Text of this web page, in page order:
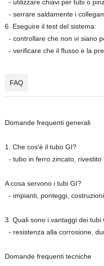
- utilizzare chiavi per tubi o
- serrare saldamente i
6. Eseguire il test del sistema:
- controllare che non vi siano
- verificare che il flusso e la
FAQ
Domande frequenti generali
1. Che cos'è il tubo GI?
- tubo in ferro zincato,
A cosa servono i tubi GI?
- impianti, ponteggi,
3. Quali sono i vantaggi dei tubi
- resistenza alla corrosione,
Domande frequenti tecniche